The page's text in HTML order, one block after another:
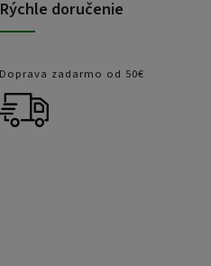
Rýchle doručenie
Doprava zadarmo od 50€